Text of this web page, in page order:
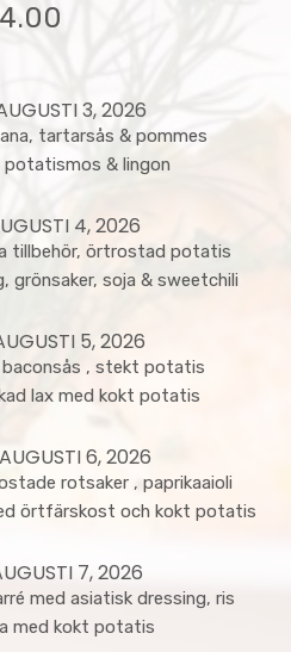
3, 2026
tartarsås & pommes
& lingon
4, 2026
tillbehör, örtrostad potatis
grönsaker, soja & sweetchili
5, 2026
, stekt potatis
lax med kokt potatis
6, 2026
rotsaker , paprikaaioli
örtfärskost och kokt potatis
7, 2026
med asiatisk dressing, ris
med kokt potatis